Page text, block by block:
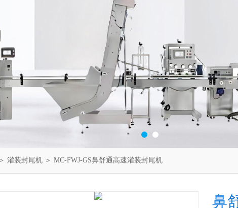
＞ 灌装封尾机 ＞ MC-FWJ-GS鼻舒通高速灌装封尾机
鼻